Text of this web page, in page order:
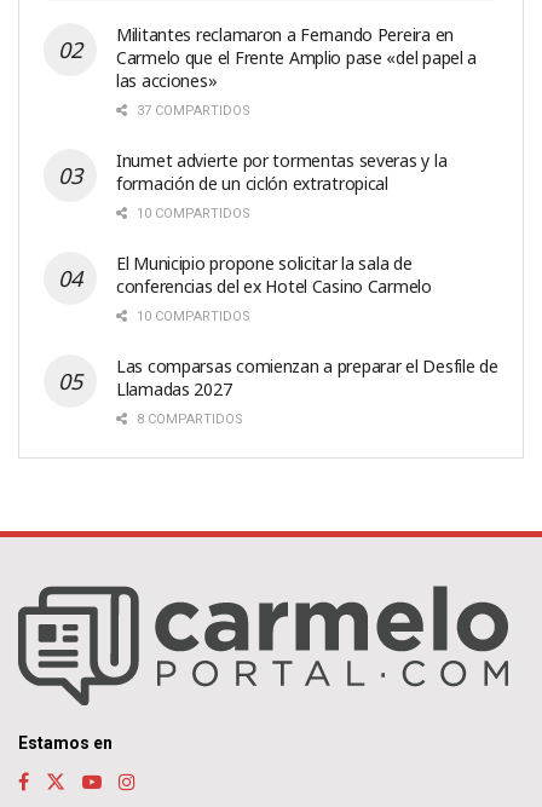
Militantes reclamaron a Fernando Pereira en
Carmelo que el Frente Amplio pase «del papel a
las acciones»
37 COMPARTIDOS
Inumet advierte por tormentas severas y la
formación de un ciclón extratropical
10 COMPARTIDOS
El Municipio propone solicitar la sala de
conferencias del ex Hotel Casino Carmelo
10 COMPARTIDOS
Las comparsas comienzan a preparar el Desfile de
Llamadas 2027
8 COMPARTIDOS
Estamos en